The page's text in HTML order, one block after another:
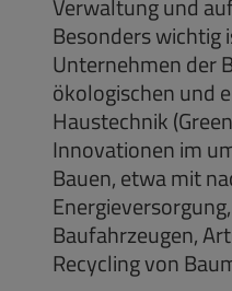
Verwaltung und
Besonders wichtig
Unternehmen der
ökologischen und
Haustechnik
Innovationen im
Bauen, etwa mit
Baufahrzeugen,
Recycling von